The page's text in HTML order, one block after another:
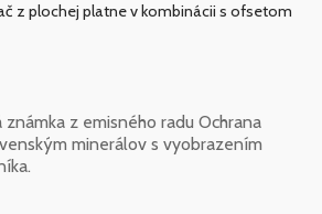
z plochej platne v kombinácii s ofsetom
z emisného radu Ochrana
minerálov s vyobrazením